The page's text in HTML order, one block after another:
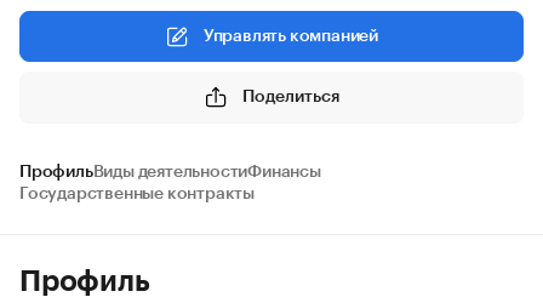
Управлять компанией
Поделиться
ПрофильВиды деятельностиФинансы
Государственные контракты
Профиль